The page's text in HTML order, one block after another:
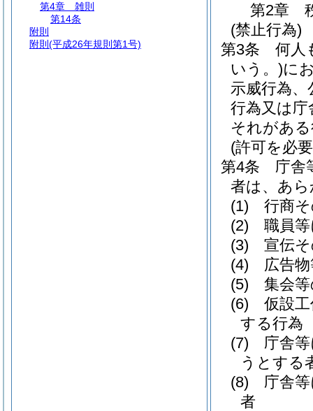
第2章
(禁止行為)
第3条
何人
いう。)に
示威行為
行為又は
それがあ
(許可を必
第4条
庁舎
者は、あ
(1)
行商
(2)
職員
(3)
宣伝
(4)
広告
(5)
集会
(6)
仮設
する行為
(7)
庁舎
うとする
(8)
庁舎
者
第4章
雑則
第14条
附則
附則 (平成26年規則第1号)